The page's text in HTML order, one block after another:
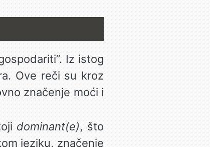
Iz istog
Ove reči su kroz
značenje moći i
dominant(e), što
jeziku, značenje